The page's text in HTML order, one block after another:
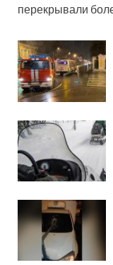
перекрывали